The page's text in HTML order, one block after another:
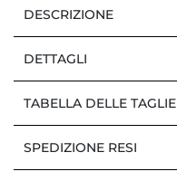
DESCRIZIONE
DETTAGLI
TABELLA DELLE TAGLIE
SPEDIZIONE RESI